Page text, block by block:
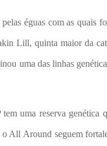
éguas com as quais
Lill, quinta maior da
uma das linhas
uma reserva
All Around seguem